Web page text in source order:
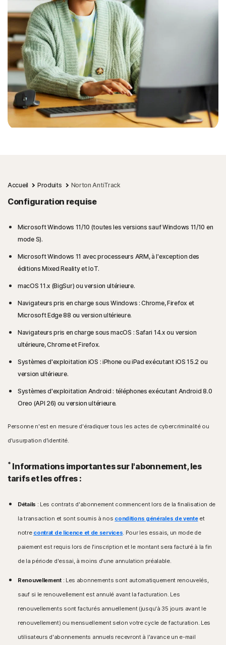
Accueil Produits Norton AntiTrack
Configuration requise
Microsoft Windows 11/10 (toutes les versions sauf Windows 11/10 en
mode S).
Microsoft Windows 11 avec processeurs ARM, à l'exception des
éditions Mixed Reality et IoT.
macOS 11.x (BigSur) ou version ultérieure.
Navigateurs pris en charge sous Windows : Chrome, Firefox et
Microsoft Edge 88 ou version ultérieure.
Navigateurs pris en charge sous macOS : Safari 14.x ou version
ultérieure, Chrome et Firefox.
Systèmes d'exploitation iOS : iPhone ou iPad exécutant iOS 15.2 ou
version ultérieure.
Systèmes d'exploitation Android : téléphones exécutant Android 8.0
Oreo (API 26) ou version ultérieure.
Personne n'est en mesure d'éradiquer tous les actes de cybercriminalité ou
d'usurpation d'identité.
* Informations importantes sur l'abonnement, les
tarifs et les offres :
Détails : Les contrats d'abonnement commencent lors de la finalisation de
la transaction et sont soumis à nos conditions générales de venteet
notre contrat de licence et de services. Pour les essais, un mode de
paiement est requis lors de l'inscription et le montant sera facturé à la fin
de la période d'essai, à moins d'une annulation préalable.
Renouvellement : Les abonnements sont automatiquement renouvelés,
sauf si le renouvellement est annulé avant la facturation. Les
renouvellements sont facturés annuellement (jusqu'à 35 jours avant le
renouvellement) ou mensuellement selon votre cycle de facturation. Les
utilisateurs d'abonnements annuels recevront à l'avance un e-mail